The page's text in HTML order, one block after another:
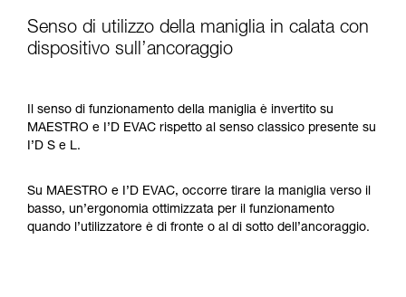
Senso di utilizzo della maniglia in calata con
dispositivo sull’ancoraggio
Il senso di funzionamento della maniglia è invertito su
MAESTRO e I’D EVAC rispetto al senso classico presente su
I’D S e L.
Su MAESTRO e I’D EVAC, occorre tirare la maniglia verso il
basso, un’ergonomia ottimizzata per il funzionamento
quando l’utilizzatore è di fronte o al di sotto dell’ancoraggio.